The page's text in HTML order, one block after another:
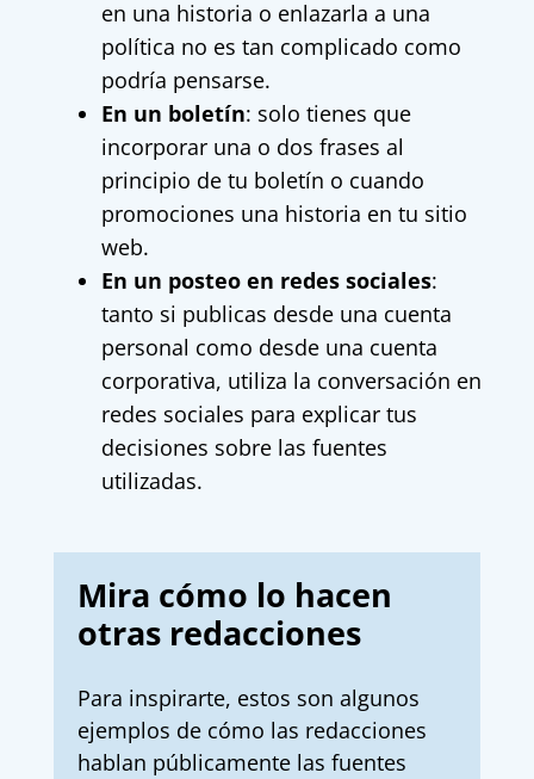
en una historia o enlazarla a una
política no es tan complicado como
podría pensarse.
En un boletín: solo tienes que
incorporar una o dos frases al
principio de tu boletín o cuando
promociones una historia en tu sitio
web.
En un posteo en redes sociales:
tanto si publicas desde una cuenta
personal como desde una cuenta
corporativa, utiliza la conversación en
redes sociales para explicar tus
decisiones sobre las fuentes
utilizadas.
Mira cómo lo hacen
otras redacciones
Para inspirarte, estos son algunos
ejemplos de cómo las redacciones
hablan públicamente las fuentes